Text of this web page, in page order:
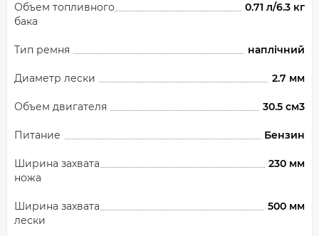
Объем топливного
бака
0.71 л/6.3 кг
Тип ремня наплічний
Диаметр лески 2.7 мм
Объем двигателя 30.5 см3
Питание Бензин
Ширина захвата
ножа
230 мм
Ширина захвата
лески
500 мм